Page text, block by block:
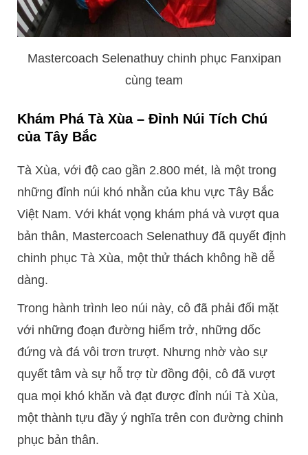
Mastercoach Selenathuy chinh phục Fanxipan
cùng team
Khám Phá Tà Xùa – Đỉnh Núi Tích Chú
của Tây Bắc
Tà Xùa, với độ cao gần 2.800 mét, là một trong
những đỉnh núi khó nhằn của khu vực Tây Bắc
Việt Nam. Với khát vọng khám phá và vượt qua
bản thân, Mastercoach Selenathuy đã quyết định
chinh phục Tà Xùa, một thử thách không hề dễ
dàng.
Trong hành trình leo núi này, cô đã phải đối mặt
với những đoạn đường hiểm trở, những dốc
đứng và đá vôi trơn trượt. Nhưng nhờ vào sự
quyết tâm và sự hỗ trợ từ đồng đội, cô đã vượt
qua mọi khó khăn và đạt được đỉnh núi Tà Xùa,
một thành tựu đầy ý nghĩa trên con đường chinh
phục bản thân.